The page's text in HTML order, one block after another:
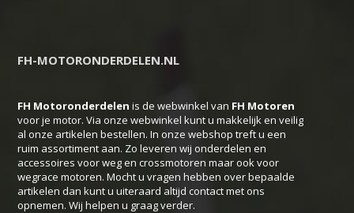
optie
gekozen
worden
op
de
productpagina
FH-MOTORONDERDELEN.NL
FH Motoronderdelen is de webwinkel van FH Motoren
voor je motor. Via onze webwinkel kunt u makkelijk en veilig
al onze artikelen bestellen. In onze webshop treft u een
ruim assortiment aan. Zo leveren wij onderdelen en
accessoires voor weg en crossmotoren maar ook voor
wegrace motoren. Mocht u vragen hebben over bepaalde
artikelen dan kunt u uiteraard altijd contact met ons
opnemen. Wij helpen u graag verder.